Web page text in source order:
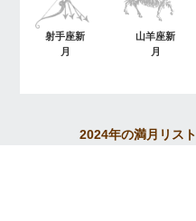
射手座新
月
山羊座新
月
2024年の満月リスト